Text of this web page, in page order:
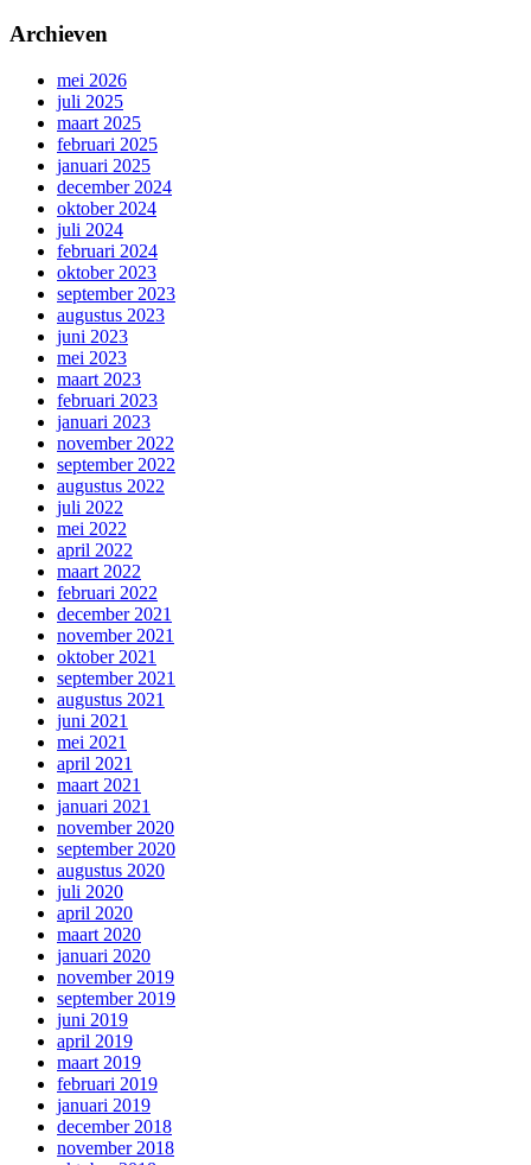
Archieven
mei 2026
juli 2025
maart 2025
februari 2025
januari 2025
december 2024
oktober 2024
juli 2024
februari 2024
oktober 2023
september 2023
augustus 2023
juni 2023
mei 2023
maart 2023
februari 2023
januari 2023
november 2022
september 2022
augustus 2022
juli 2022
mei 2022
april 2022
maart 2022
februari 2022
december 2021
november 2021
oktober 2021
september 2021
augustus 2021
juni 2021
mei 2021
april 2021
maart 2021
januari 2021
november 2020
september 2020
augustus 2020
juli 2020
april 2020
maart 2020
januari 2020
november 2019
september 2019
juni 2019
april 2019
maart 2019
februari 2019
januari 2019
december 2018
november 2018